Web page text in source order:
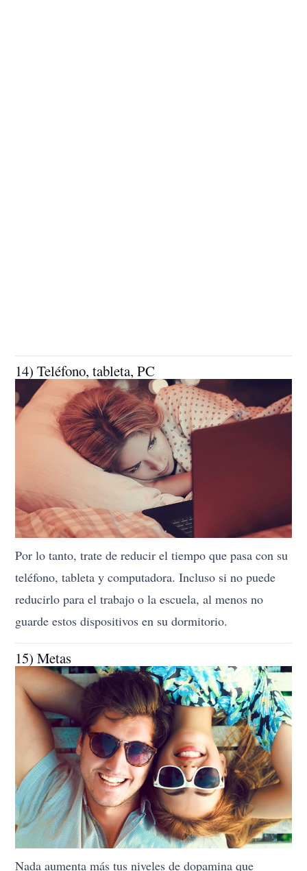
14) Teléfono, tableta, PC
Por lo tanto, trate de reducir el tiempo que pasa con su
teléfono, tableta y computadora. Incluso si no puede
reducirlo para el trabajo o la escuela, al menos no
guarde estos dispositivos en su dormitorio.
15) Metas
Nada aumenta más tus niveles de dopamina que